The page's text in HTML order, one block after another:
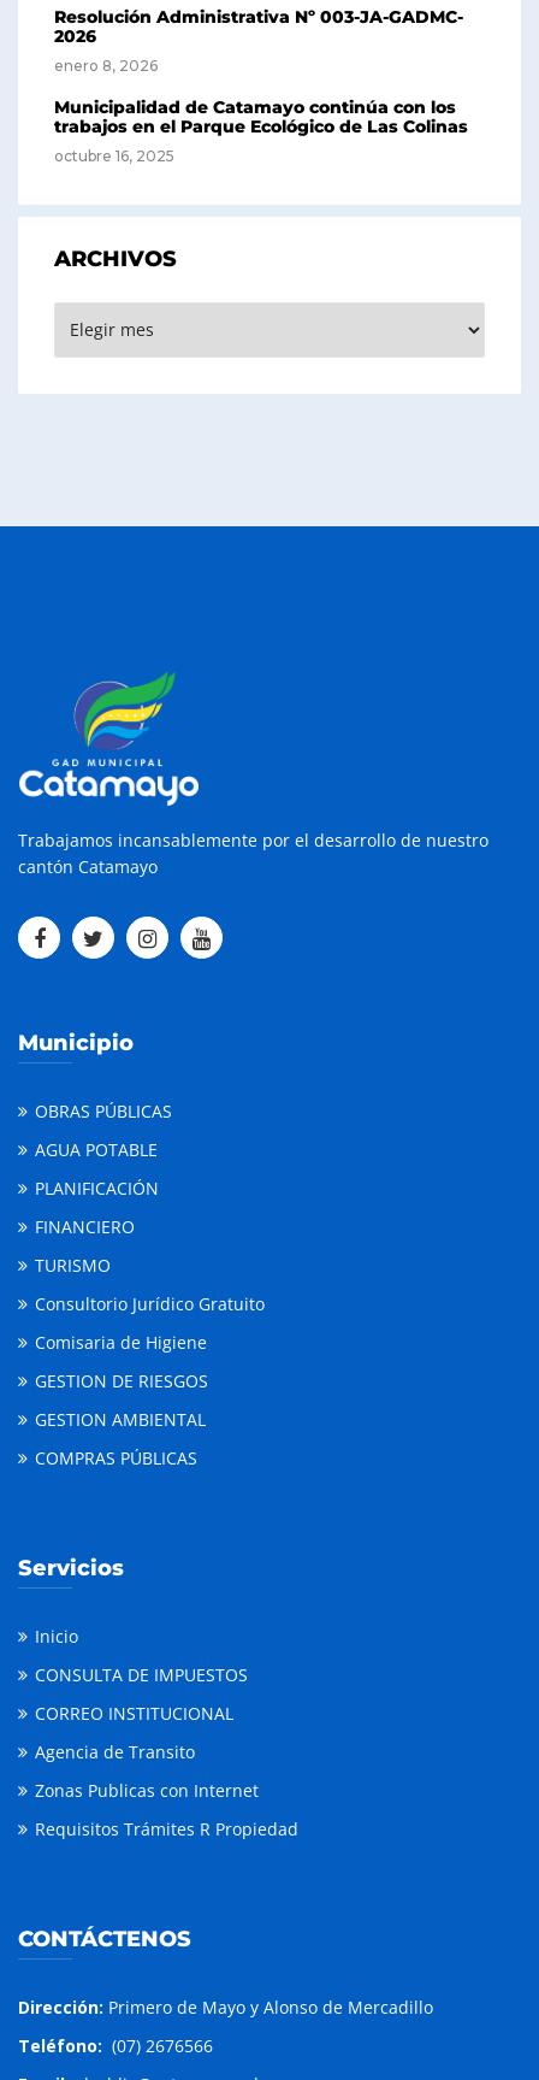
Resolución Administrativa Nº 003-JA-GADMC-
2026
enero 8, 2026
Municipalidad de Catamayo continúa con los
trabajos en el Parque Ecológico de Las Colinas
octubre 16, 2025
ARCHIVOS
Trabajamos incansablemente por el desarrollo de nuestro
cantón Catamayo
Municipio
OBRAS PÚBLICAS
AGUA POTABLE
PLANIFICACIÓN
FINANCIERO
TURISMO
Consultorio Jurídico Gratuito
Comisaria de Higiene
GESTION DE RIESGOS
GESTION AMBIENTAL
COMPRAS PÚBLICAS
Servicios
Inicio
CONSULTA DE IMPUESTOS
CORREO INSTITUCIONAL
Agencia de Transito
Zonas Publicas con Internet
Requisitos Trámites R Propiedad
CONTÁCTENOS
Dirección: Primero de Mayo y Alonso de Mercadillo
Teléfono: (07) 2676566